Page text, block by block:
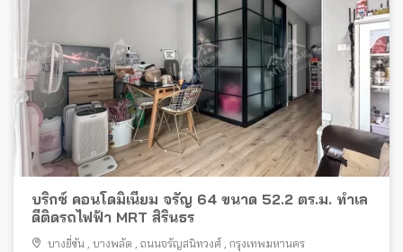
บริกซ์ คอนโดมิเนียม จรัญ 64 ขนาด 52.2 ตร.ม. ทำเล
ดีติดรถไฟฟ้า MRT สิรินธร
บางยี่ขัน บางพลัด ถนนจรัญสนิทวงศ์ กรุงเทพมหานคร